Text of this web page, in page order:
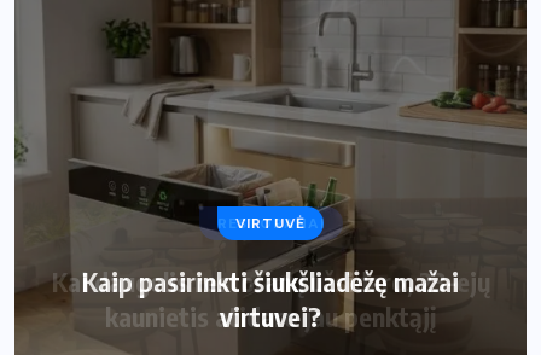
VIRTUVĖ
Kaip pasirinkti šiukšliadėžę mažai
virtuvei?